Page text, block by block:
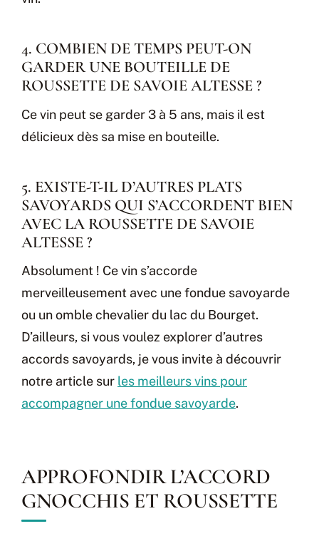
4. COMBIEN DE TEMPS PEUT-ON
GARDER UNE BOUTEILLE DE
ROUSSETTE DE SAVOIE ALTESSE ?
Ce vin peut se garder 3 à 5 ans, mais il est
délicieux dès sa mise en bouteille.
5. EXISTE-T-IL D’AUTRES PLATS
SAVOYARDS QUI S’ACCORDENT BIEN
AVEC LA ROUSSETTE DE SAVOIE
ALTESSE ?
Absolument ! Ce vin s’accorde
merveilleusement avec une fondue savoyarde
ou un omble chevalier du lac du Bourget.
D’ailleurs, si vous voulez explorer d’autres
accords savoyards, je vous invite à découvrir
notre article sur les meilleurs vins pour
accompagner une fondue savoyarde.
APPROFONDIR L’ACCORD
GNOCCHIS ET ROUSSETTE